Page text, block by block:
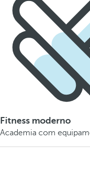
Fitness moderno
Academia com